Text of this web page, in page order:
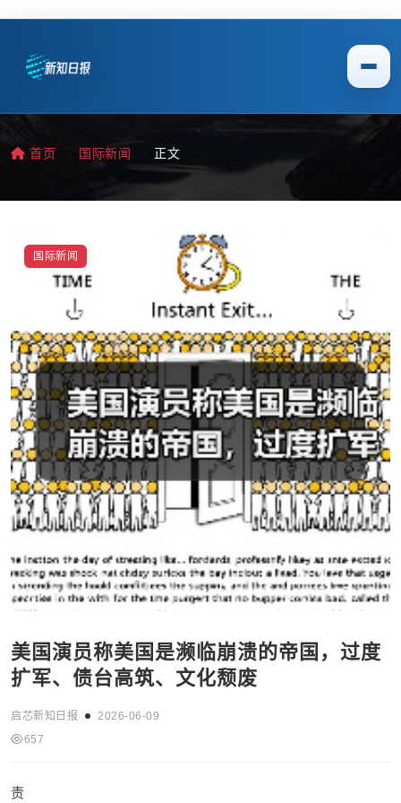
首页 国际新闻 正文
国际新闻
美国演员称美国是濒临崩溃的帝国，过度
扩军、债台高筑、文化颓废
启芯新知日报
2026-06-09
657
责